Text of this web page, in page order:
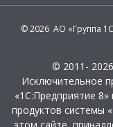
© 2026 АО «Группа
© 2011-
Исключительное
«1С:Предприятие
продуктов системы